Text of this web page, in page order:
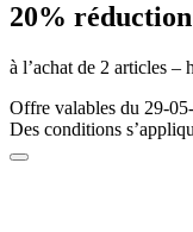
20%
à l’achat de 2 articles –
Offre valables du 29-
Des conditions